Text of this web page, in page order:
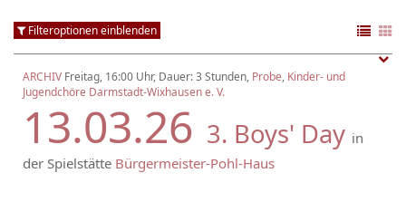
Filteroptionen einblenden
ARCHIV Freitag, 16:00 Uhr, Dauer: 3 Stunden, Probe, Kinder- und
Jugendchöre Darmstadt-Wixhausen e. V.
13.03.26 3. Boys' Day in
der Spielstätte Bürgermeister-Pohl-Haus